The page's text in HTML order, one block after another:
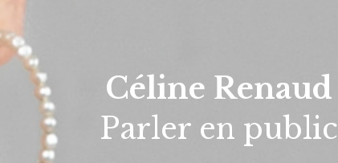
Céline Renaud
Parler en public